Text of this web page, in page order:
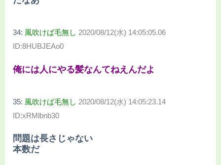
34: 風吹けば毛無し 2020/08/12(水) 14:05:05.06
ID:8HUBJEAo0
俺には人にやる髪なんてねえんだよ
35: 風吹けば毛無し 2020/08/12(水) 14:05:23.14
ID:xRMlbnb30
問題は長さじゃない
本数だ